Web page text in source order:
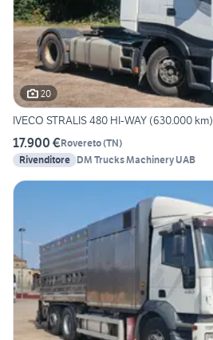
20
IVECO STRALIS 480 HI-WAY (630.000 km)
17.900 €Rovereto(TN)
Rivenditore DM Trucks Machinery UAB